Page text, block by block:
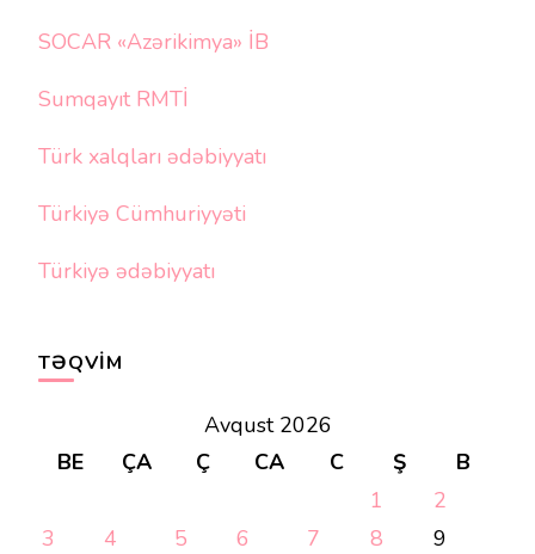
SOCAR «Azərikimya» İB
Sumqayıt RMTİ
Türk xalqları ədəbiyyatı
Türkiyə Cümhuriyyəti
Türkiyə ədəbiyyatı
TƏQVIM
Avqust 2026
BE
ÇA Ç CA C Ş
B
1
2
3
4 5 6 7 8
9